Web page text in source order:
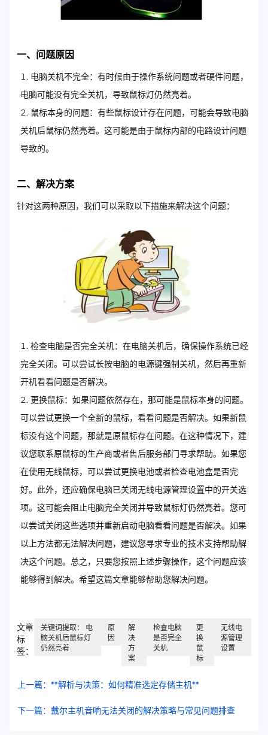
一、问题原因
电脑关机不完全：有时候由于操作系统问题或者硬件问题，
电脑可能没有完全关机，导致鼠标灯仍然亮着。
鼠标本身的问题：有些鼠标设计存在问题，可能会导致电脑
关机后鼠标仍然亮着。这可能是由于鼠标内部的电路设计问题
导致的。
二、解决方案
针对这两种原因，我们可以采取以下措施来解决这个问题：
检查电脑是否完全关机：在电脑关机后，确保操作系统已经
完全关闭。可以尝试长按电脑的电源键强制关机，然后再重新
开机看看问题是否解决。
更换鼠标：如果问题依然存在，那可能是鼠标本身的问题。
可以尝试更换一个全新的鼠标，看看问题是否解决。如果新鼠
标没有这个问题，那就是原鼠标存在问题。在这种情况下，建
议您联系原鼠标的生产商或者售后服务部门寻求帮助。如果您
在使用无线鼠标，可以尝试更换电池或者检查电池盒是否完
好。此外，还应确保电脑已关闭无线电源管理设置中的开关选
项。这可能会阻止电脑完全关闭并导致鼠标灯仍然亮着。您可
以尝试关闭这些选项并重新启动电脑看看问题是否解决。如果
以上方法都无法解决问题，建议您寻求专业的技术支持帮助解
决这个问题。总之，只要您按照上述步骤操作，这个问题应该
能够得到解决。希望这篇文章能够帮助您解决问题。
文章
标
签：
关键词提取： 电
脑关机后鼠标灯
仍然亮着
原
因
解
决
方
案
检查电脑
是否完全
关机
更
换
鼠
标
无线电
源管理
设置
上一篇：**解析与决策：如何精准选定存储主机**
下一篇：戴尔主机音响无法关闭的解决策略与常见问题排查